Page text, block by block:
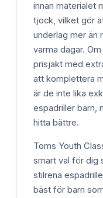
innan materialet
tjock, vilket gör
underlag mer än
varma dagar.
prisjakt med
att komplettera
är de inte lika
espadriller barn,
hitta bättre.
Toms Youth
smart val för dig
stilrena
bäst för barn